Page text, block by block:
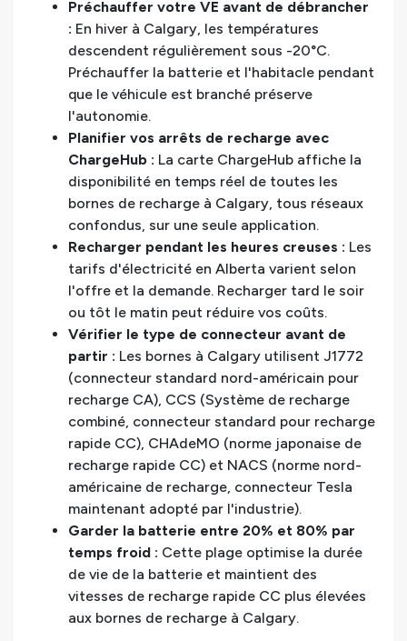
Préchauffer votre VE avant de débrancher
: En hiver à Calgary, les températures
descendent régulièrement sous -20°C.
Préchauffer la batterie et l'habitacle pendant
que le véhicule est branché préserve
l'autonomie.
Planifier vos arrêts de recharge avec
ChargeHub : La carte ChargeHub affiche la
disponibilité en temps réel de toutes les
bornes de recharge à Calgary, tous réseaux
confondus, sur une seule application.
Recharger pendant les heures creuses : Les
tarifs d'électricité en Alberta varient selon
l'offre et la demande. Recharger tard le soir
ou tôt le matin peut réduire vos coûts.
Vérifier le type de connecteur avant de
partir : Les bornes à Calgary utilisent J1772
(connecteur standard nord-américain pour
recharge CA), CCS (Système de recharge
combiné, connecteur standard pour recharge
rapide CC), CHAdeMO (norme japonaise de
recharge rapide CC) et NACS (norme nord-
américaine de recharge, connecteur Tesla
maintenant adopté par l'industrie).
Garder la batterie entre 20% et 80% par
temps froid : Cette plage optimise la durée
de vie de la batterie et maintient des
vitesses de recharge rapide CC plus élevées
aux bornes de recharge à Calgary.